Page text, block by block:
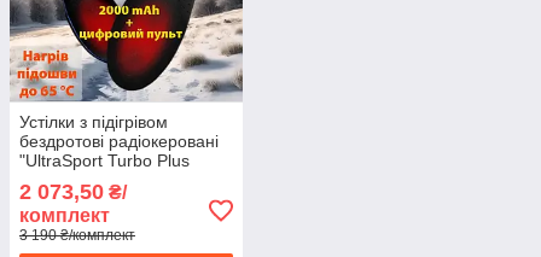
Устілки з підігрівом
бездротові радіокеровані
"UltraSport Turbo Plus
пультом 35-60 °C L
2 073,50 ₴/
комплект
3 190 ₴/комплект